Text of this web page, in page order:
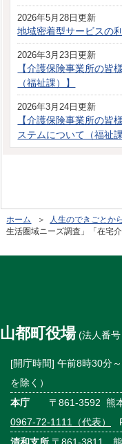
2026年5月28日更新
地域密着型サービスの
2026年3月23日更新
【介護保険事業所の皆
（福祉課）】
2026年3月24日更新
【介護保険事業所の皆
ステムについて（福祉課
ホーム ＞ 人生のできごとか
生活圏域ニーズ調査」「在宅
山都町役場(法人番号
[開庁時間] 午前8時30分
を除く）
本庁 〒861-3592 熊本
0967-72-1111（代表）
清和支所 〒861-3811 熊